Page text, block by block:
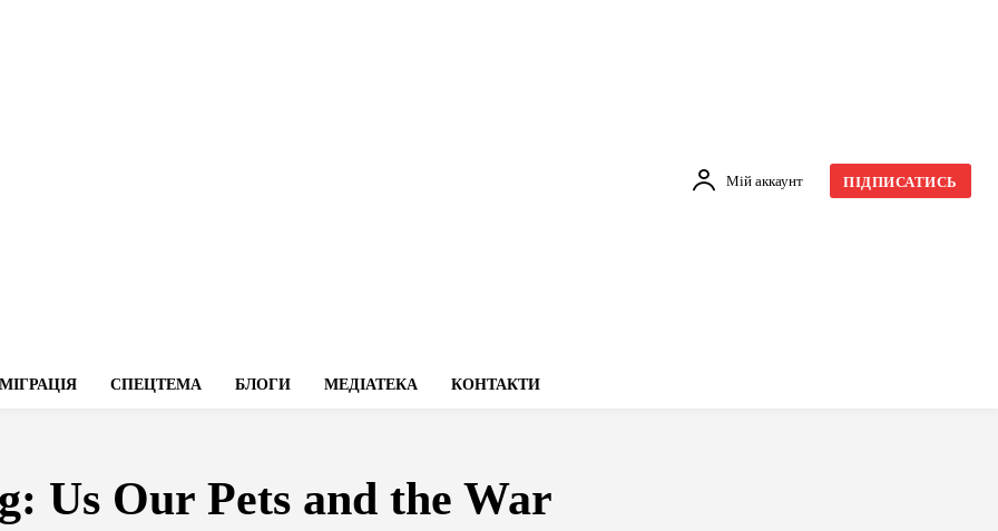
Мій аккаунт ПІДПИСАТИСЬ
МІГРАЦІЯ СПЕЦТЕМА БЛОГИ МЕДІАТЕКА КОНТАКТИ
Us Our Pets and the War